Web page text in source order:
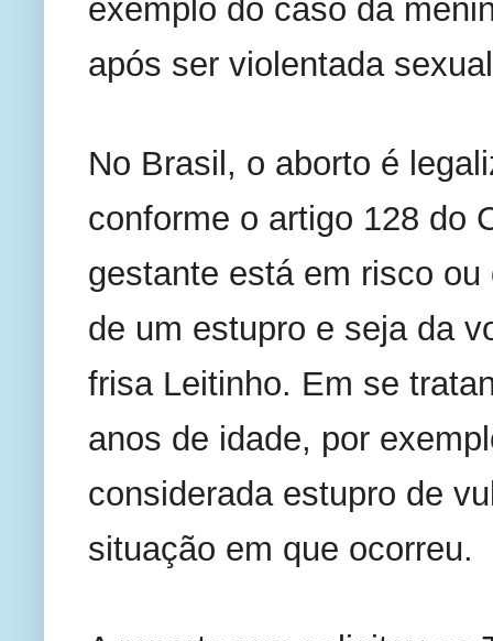
exemplo do caso da
após ser violentada
No Brasil, o aborto é
conforme o artigo 128 do
gestante está em risco
de um estupro e seja da
frisa Leitinho. Em se
anos de idade, por
considerada estupro de
situação em que ocorreu.